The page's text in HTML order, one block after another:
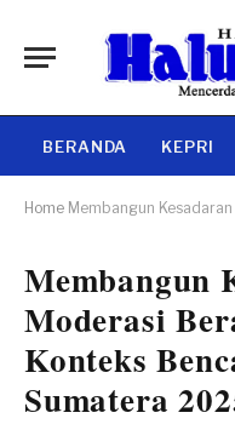
BERANDA KEPRI
Home Membangun Kesadaran
Membangun
Moderasi
Konteks
Sumatera